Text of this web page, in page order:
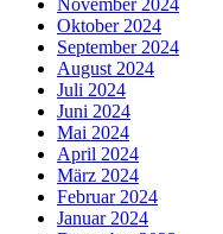
Oktober 2024
September 2024
August 2024
Juli 2024
Juni 2024
Mai 2024
April 2024
März 2024
Februar 2024
Januar 2024